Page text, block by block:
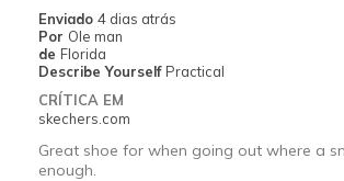
Melhores utilizações
Casual Wear
Going Out
Special Occasions
Travel
Enviado 4 dias atrás
Por Ole man
de Florida
Describe Yourself Practical
CRÍTICA EM
skechers.com
Great shoe for when going out where a
enough.